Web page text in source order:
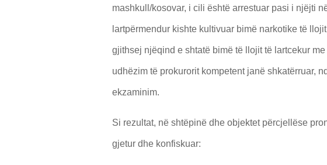
mashkull/kosovar, i cili është arrestuar pasi i njëjti
lartpërmendur kishte kultivuar bimë narkotike të
gjithsej njëqind e shtatë bimë të llojit të lartcekur
udhëzim të prokurorit kompetent janë shkatërruar,
ekzaminim.
Si rezultat, në shtëpinë dhe objektet përcjellëse
gjetur dhe konfiskuar: